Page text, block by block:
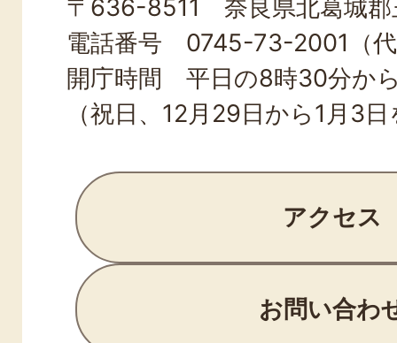
TOWN
〒636-8511 奈良県北葛城郡
電話番号 0745-73-2001（
開庁時間 平日の8時30分か
（祝日、12月29日から1月3
アクセス
お問い合わ